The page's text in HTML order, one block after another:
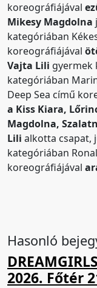
koreográfiájával
Mikesy Magdolna
kategóriában
koreográfiájával
Vajta Lili gyermek
kategóriában
Deep Sea című
a Kiss Kiara,
Magdolna,
Lili alkotta csapat,
kategóriában
koreográfiájával
Hasonló
2026. Főtér